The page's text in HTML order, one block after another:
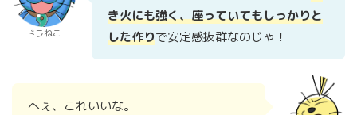
ドラねこ
き火にも強く、座っていてもしっかりと
した作りで安定感抜群なのじゃ！
へぇ、これいいな。